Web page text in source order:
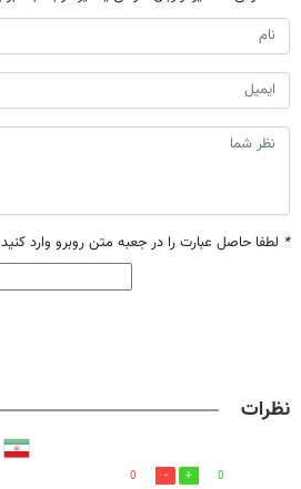
* لطفا حاصل عبارت را در جعبه متن روبرو وارد کنید
نظرات
0
0